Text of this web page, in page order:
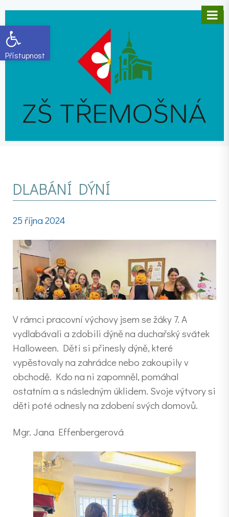
Open toolbar
DLABÁNÍ DÝNÍ
25 října 2024
V rámci pracovní výchovy jsem se žáky 7. A
vydlabávali a zdobili dýně na duchařský svátek
Halloween. Děti si přinesly dýně, které
vypěstovaly na zahrádce nebo zakoupily v
obchodě. Kdo na ni zapomněl, pomáhal
ostatním a s následným úklidem. Svoje výtvory si
děti poté odnesly na zdobení svých domovů.
Mgr. Jana Effenbergerová